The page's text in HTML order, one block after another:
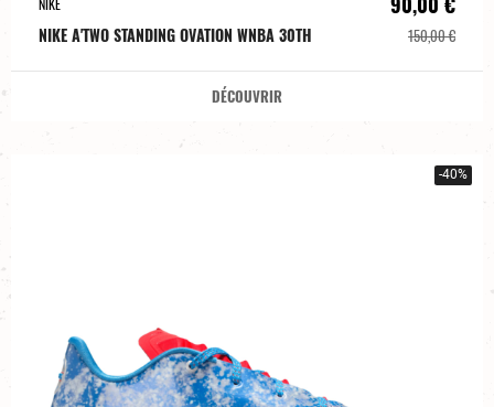
NIKE A'TWO STANDING OVATION WNBA 30TH 150,00 €
DÉCOUVRIR
-40%